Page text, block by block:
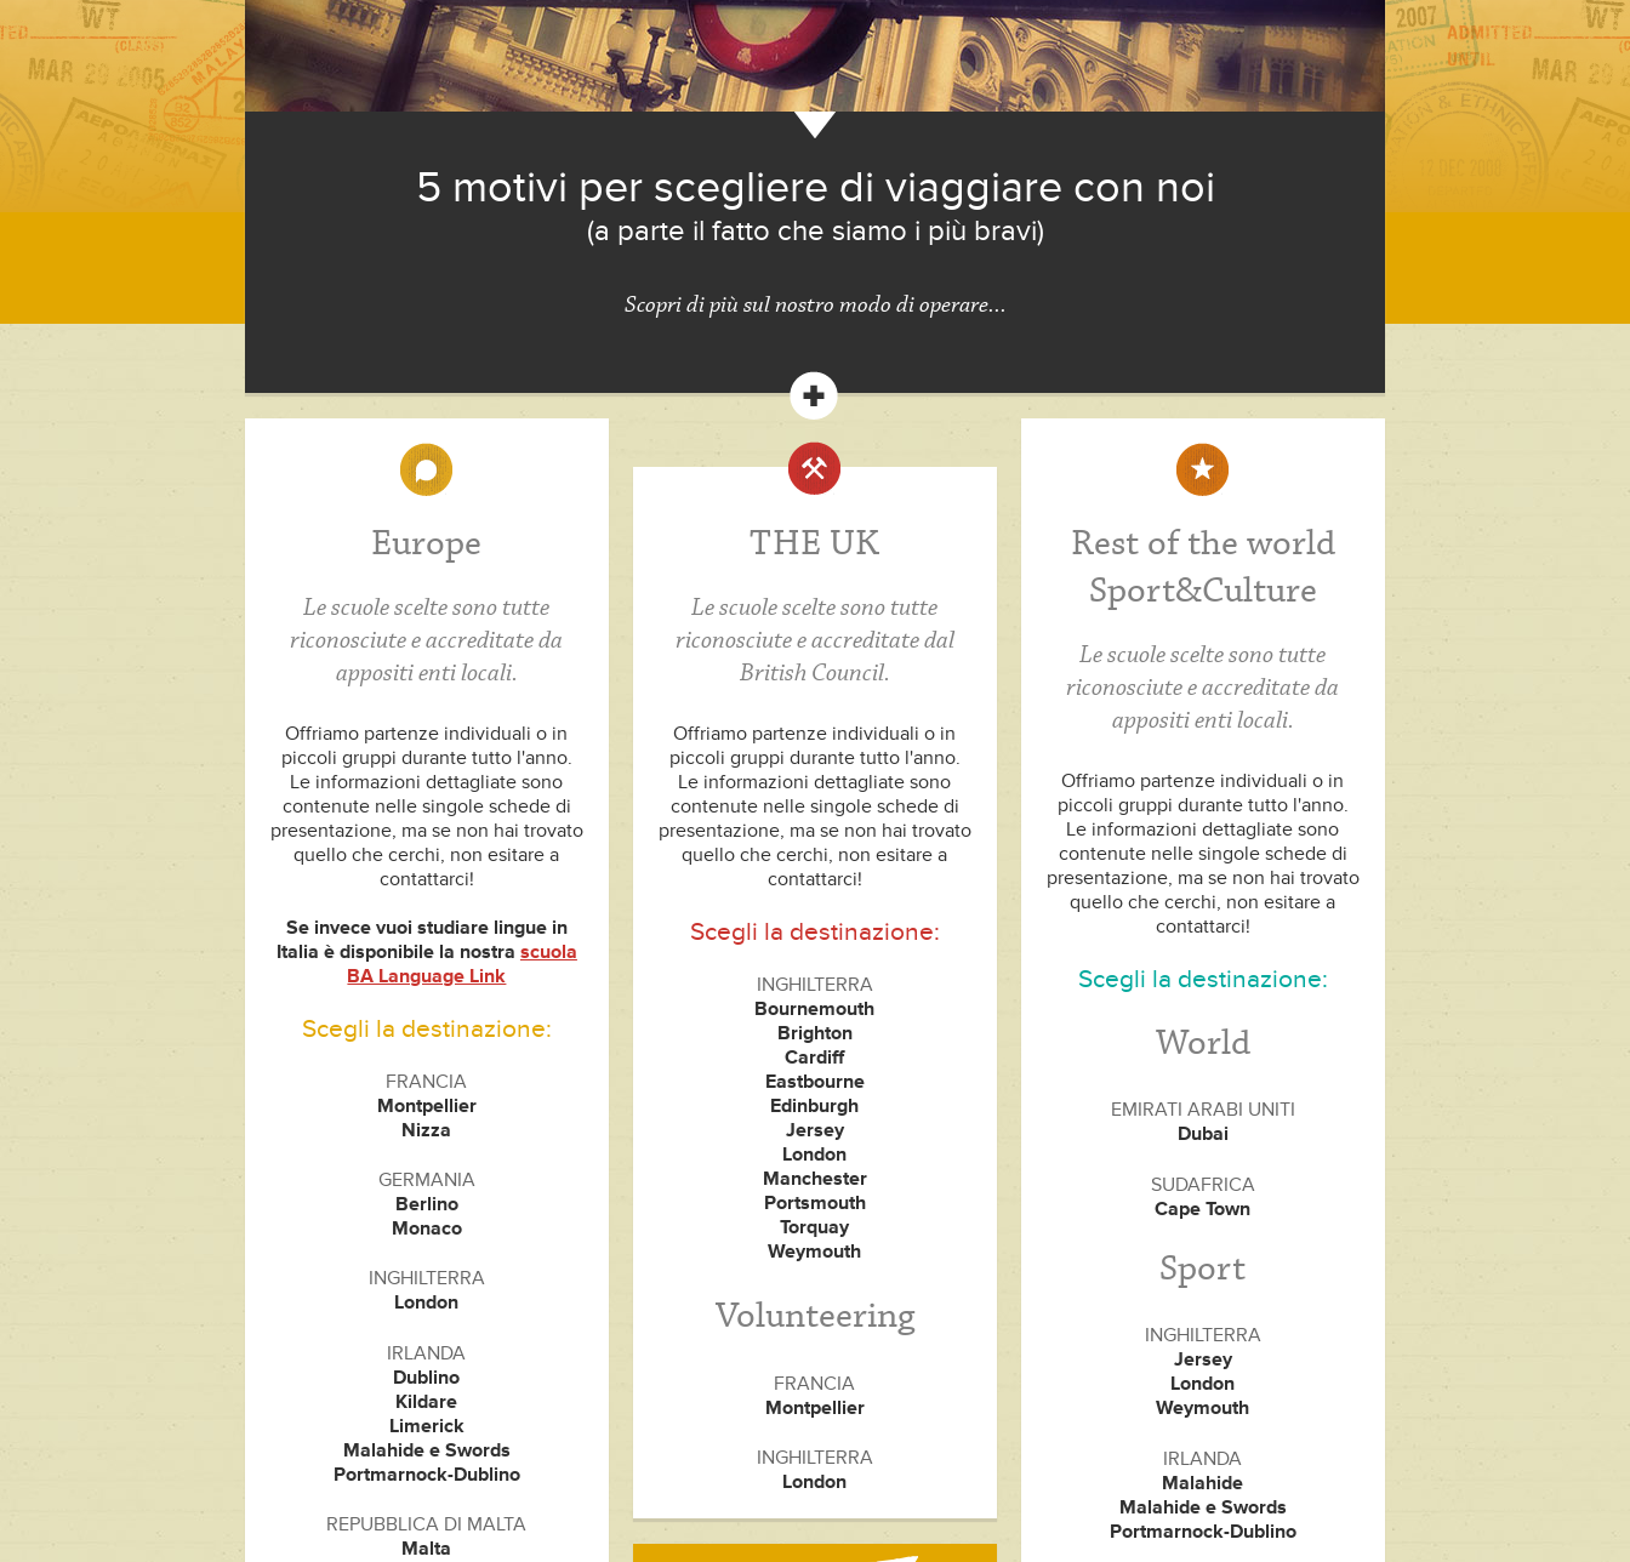
5 motivi per scegliere di viaggiare con noi
(a parte il fatto che siamo i più bravi)
Scopri di più sul nostro modo di operare...
Europe
Le scuole scelte sono tutte
riconosciute e accreditate da
appositi enti locali.
Offriamo partenze individuali o in
piccoli gruppi durante tutto l'anno.
Le informazioni dettagliate sono
contenute nelle singole schede di
presentazione, ma se non hai trovato
quello che cerchi, non esitare a
contattarci!
Se invece vuoi studiare lingue in
Italia è disponibile la nostra scuola
BA Language Link
Scegli la destinazione:
FRANCIA
Montpellier
Nizza
GERMANIA
Berlino
Monaco
INGHILTERRA
London
IRLANDA
Dublino
Kildare
Limerick
Malahide e Swords
Portmarnock-Dublino
REPUBBLICA DI MALTA
Malta
THE UK
Le scuole scelte sono tutte
riconosciute e accreditate dal
British Council.
Offriamo partenze individuali o in
piccoli gruppi durante tutto l'anno.
Le informazioni dettagliate sono
contenute nelle singole schede di
presentazione, ma se non hai trovato
quello che cerchi, non esitare a
contattarci!
Scegli la destinazione:
INGHILTERRA
Bournemouth
Brighton
Cardiff
Eastbourne
Edinburgh
Jersey
London
Manchester
Portsmouth
Torquay
Weymouth
Volunteering
FRANCIA
Montpellier
INGHILTERRA
London
Rest of the world
Sport&Culture
Le scuole scelte sono tutte
riconosciute e accreditate da
appositi enti locali.
Offriamo partenze individuali o in
piccoli gruppi durante tutto l'anno.
Le informazioni dettagliate sono
contenute nelle singole schede di
presentazione, ma se non hai trovato
quello che cerchi, non esitare a
contattarci!
Scegli la destinazione:
World
EMIRATI ARABI UNITI
Dubai
SUDAFRICA
Cape Town
Sport
INGHILTERRA
Jersey
London
Weymouth
IRLANDA
Malahide
Malahide e Swords
Portmarnock-Dublino